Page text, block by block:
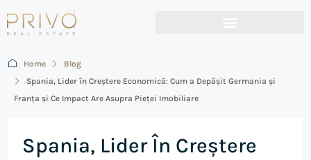
Home
Blog
Spania, Lider în Creștere Economică: Cum a Depășit Germania și
Franța și Ce Impact Are Asupra Pieței Imobiliare
Spania, Lider În Creștere